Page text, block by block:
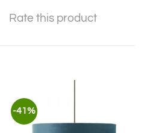
Rate this product
-41%